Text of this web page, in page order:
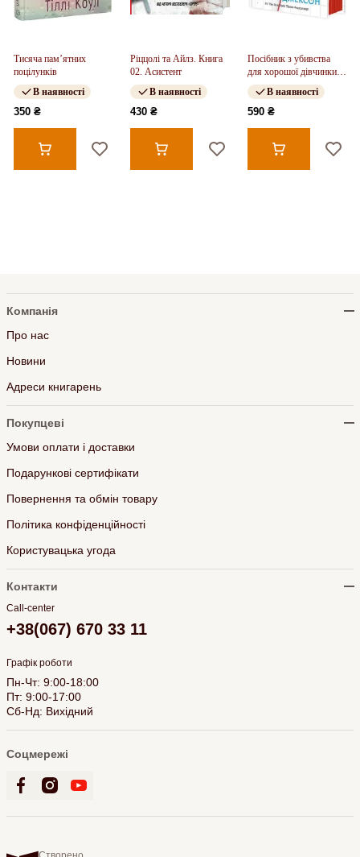
Тисяча пам’ятних
поцілунків
В наявності
350 ₴
Ріццолі та Айлз. Книга
02. Асистент
В наявності
430 ₴
Посібник з убивства
для хорошої дівчинки.
Книга 01
В наявності
590 ₴
Компанія
Про нас
Новини
Адреси книгарень
Покупцеві
Умови оплати і доставки
Подарункові сертифікати
Повернення та обмін товару
Політика конфіденційності
Користувацька угода
Контакти
Call-center
+38(067) 670 33 11
Графік роботи
Пн-Чт: 9:00-18:00
Пт: 9:00-17:00
Сб-Нд: Вихідний
Соцмережі